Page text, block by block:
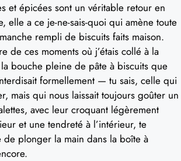
et épicées sont un véritable retour en
elle a ce je-ne-sais-quoi qui amène toute
rempli de biscuits faits maison.
de ces moments où j’étais collé à la
bouche pleine de pâte à biscuits que
formellement — tu sais, celle qui
mais qui nous laissait toujours goûter un
avec leur croquant légèrement
et une tendreté à l’intérieur, te
de plonger la main dans la boîte à